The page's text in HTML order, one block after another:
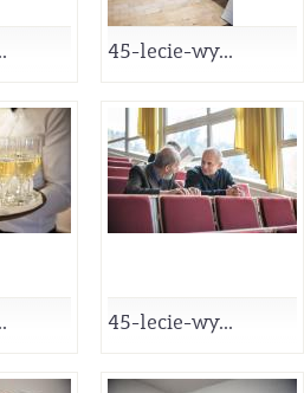
45-lecie-wy...
45-lecie-wy...